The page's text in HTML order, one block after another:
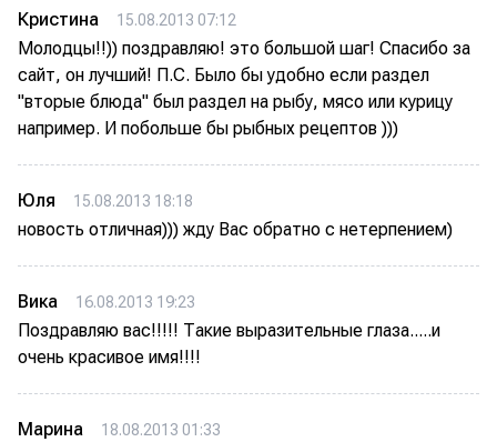
Кристина 15.08.2013 07:12
Молодцы!!)) поздравляю! это большой шаг! Спасибо за
сайт, он лучший! П.С. Было бы удобно если раздел
"вторые блюда" был раздел на рыбу, мясо или курицу
например. И побольше бы рыбных рецептов )))
Юля 15.08.2013 18:18
новость отличная))) жду Вас обратно с нетерпением)
Вика 16.08.2013 19:23
Поздравляю вас!!!!! Такие выразительные глаза.....и
очень красивое имя!!!!
Марина 18.08.2013 01:33